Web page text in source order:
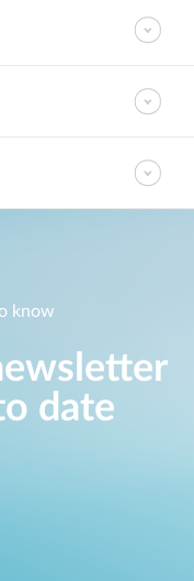
know
date